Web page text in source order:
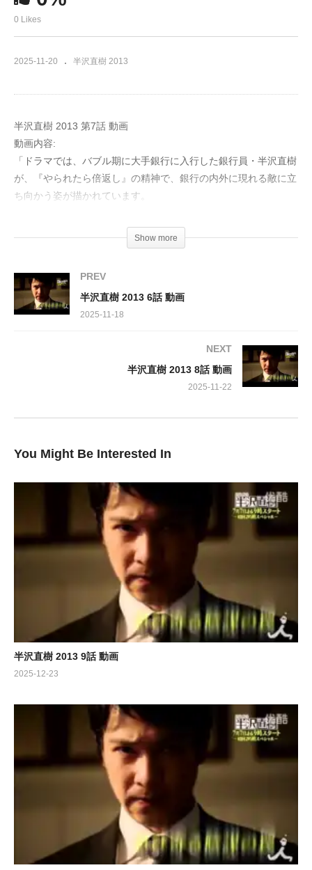
0 Likes
2025-11-20 半沢直樹 2013
半沢直樹 2013 第7話 動画
動画内容:
「ドラマでは、バブル期に大手銀行に入行した銀行員・半沢直樹
が、『やられたら倍返し』の精神で、銀行の内外に現れる敵に立
ち向かう姿が描かれています。
バブル崩壊後、東京中央銀行・大阪西支店の融資課長を務める半
沢は、ある企業から５億円の融資契約を取り付けるよう命じられ
り融資が進められてしまうことになります。」
出演:
Show more
PREV
半沢直樹 2013 6話 動画
2025-11-18
NEXT
半沢直樹 2013 8話 動画
2025-11-22
You Might Be Interested In
半沢直樹 2013 9話 動画
2025-12-23